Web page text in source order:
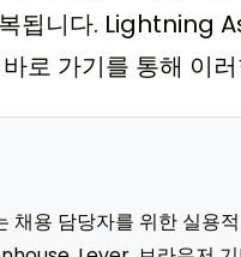
됩니다. Lightning
로 가기를 통해 이
용 담당자를 위한 실용